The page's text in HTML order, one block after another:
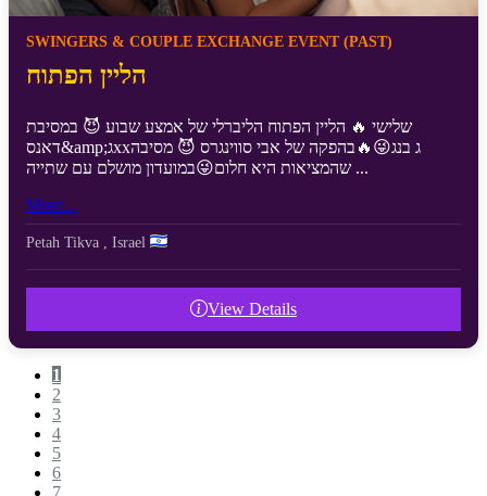
SWINGERS & COUPLE EXCHANGE EVENT (PAST)
הליין הפתוח
שלישי 🔥 הליין הפתוח הליברלי של אמצע שבוע 😈 במסיבת
דאנס&amp;גxxג בנג😜🔥בהפקה של אבי סווינגרס 😈 מסיבה
שהמציאות היא חלום😜במועדון מושלם עם שתייה ...
More...
Petah Tikva , Israel
View Details
1
2
3
4
5
6